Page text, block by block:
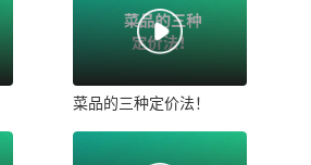
菜品的三种定价法！